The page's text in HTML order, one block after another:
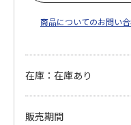
商品についてのお問い
在庫：在庫あり
販売期間